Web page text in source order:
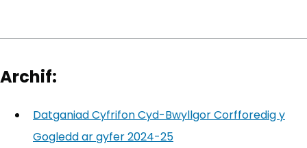
Archif:
Datganiad Cyfrifon Cyd-Bwyllgor Corfforedig y
Gogledd ar gyfer 2024-25